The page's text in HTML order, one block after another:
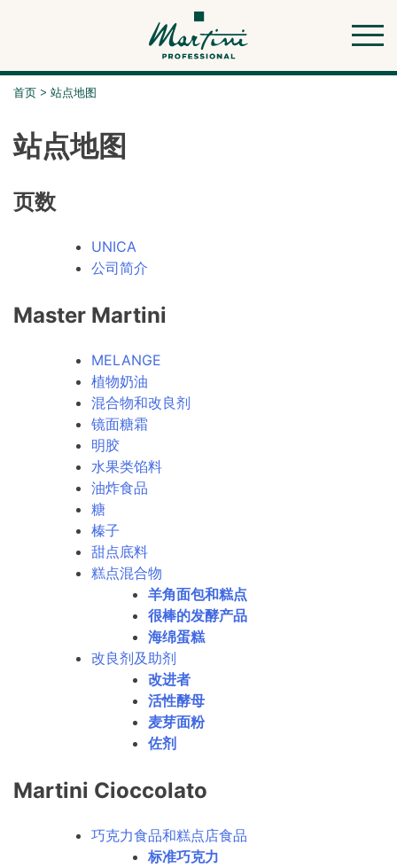
首页 >站点地图
站点地图
页数
UNICA
公司简介
Master Martini
MELANGE
植物奶油
混合物和改良剂
镜面糖霜
明胶
水果类馅料
油炸食品
糖
榛子
甜点底料
糕点混合物
羊角面包和糕点
很棒的发酵产品
海绵蛋糕
改良剂及助剂
改进者
活性酵母
麦芽面粉
佐剂
Martini Cioccolato
巧克力食品和糕点店食品
标准巧克力